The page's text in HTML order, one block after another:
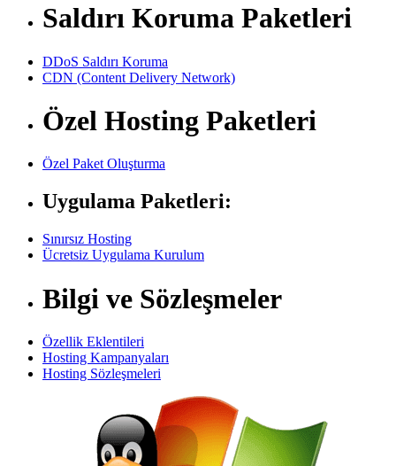
Saldırı Koruma Paketleri
DDoS Saldırı Koruma
CDN (Content Delivery Network)
Özel Hosting Paketleri
Özel Paket Oluşturma
Uygulama Paketleri:
Sınırsız Hosting
Ücretsiz Uygulama Kurulum
Bilgi ve Sözleşmeler
Özellik Eklentileri
Hosting Kampanyaları
Hosting Sözleşmeleri